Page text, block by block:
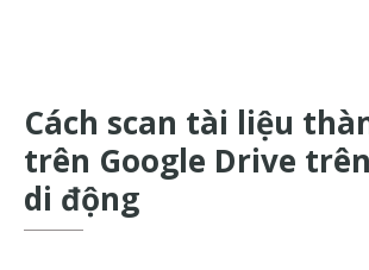
các
sản
phẩm
của
Cách scan tài liệu
trên Google Drive
di động